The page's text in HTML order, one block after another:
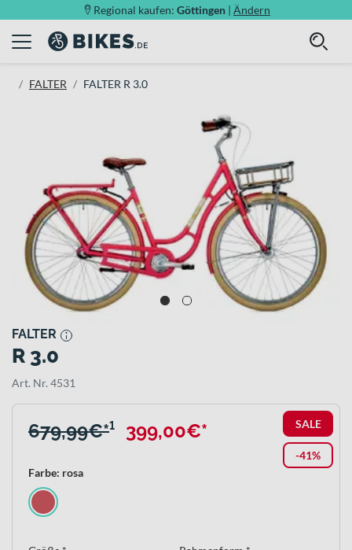
Regional kaufen: Göttingen | Ändern
FALTER FALTER R 3.0
FALTER
R 3.0
Art. Nr. 4531
SALE
-41%
679,99€*¹ 399,00€*
Farbe: rosa